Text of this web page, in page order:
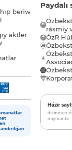
beriw
aktler
Paydalı
rásmiy
ÓzR
Házir
dizimnen
miymanlar